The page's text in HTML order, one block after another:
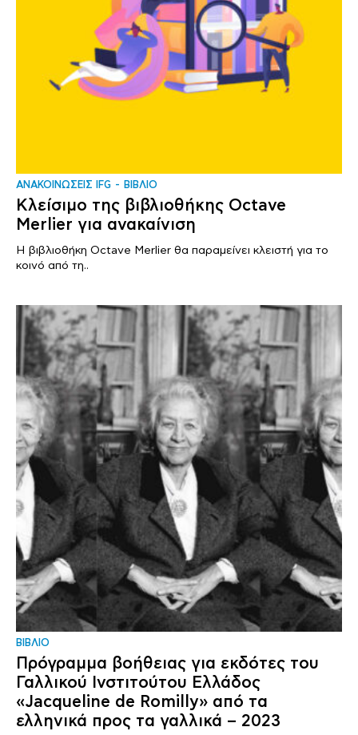
ΑΝΑΚΟΙΝΩΣΕΙΣ IFG ΒΙΒΛΙΟ
Κλείσιμο της βιβλιοθήκης Octave
Merlier για ανακαίνιση
Η βιβλιοθήκη Octave Merlier θα παραμείνει κλειστή για το
κοινό από τη..
ΒΙΒΛΙΟ
Πρόγραμμα βοήθειας για εκδότες του
Γαλλικού Ινστιτούτου Ελλάδος
«Jacqueline de Romilly» από τα
ελληνικά προς τα γαλλικά – 2023